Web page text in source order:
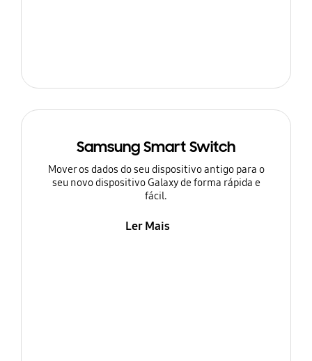
Samsung Smart Switch
Mover os dados do seu dispositivo antigo para o
seu novo dispositivo Galaxy de forma rápida e
fácil.
Ler Mais